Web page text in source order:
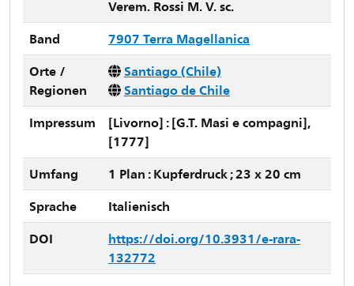
Verem. Rossi M. V. sc.
Band
7907 Terra Magellanica
Orte /
Regionen
Santiago (Chile)
Santiago de Chile
Impressum
[Livorno] : [G.T. Masi e compagni],
[1777]
Umfang
1 Plan : Kupferdruck ; 23 x 20 cm
Sprache
Italienisch
DOI
https://doi.org/10.3931/e-rara-
132772